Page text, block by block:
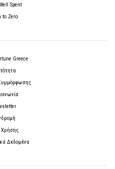
Spent
to Zero
Greece
Χρήσης
Δεδομένα